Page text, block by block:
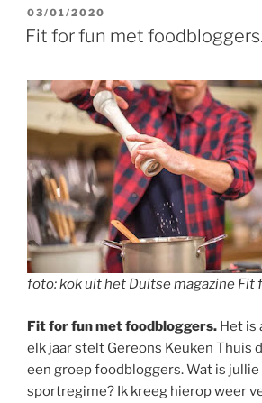
GEPLAATST
OP
03/01/2020
Fit for fun met foodbloggers.
foto: kok uit het Duitse magazine Fit
Fit for fun met foodbloggers. Het is
elk jaar stelt Gereons Keuken Thuis
een groep foodbloggers. Wat is
sportregime? Ik kreeg hierop weer